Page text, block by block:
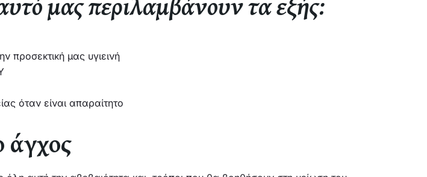
προσεκτική μας υγιεινή
όταν είναι απαραίτητο
άγχος